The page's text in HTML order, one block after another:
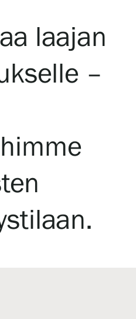
laajan
–